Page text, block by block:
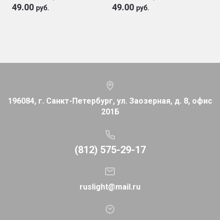
49.00 руб. 49.00 руб.
196084, г. Санкт-Петербург, ул. Заозерная, д. 8, офис
201Б
(812) 575-29-17
ruslight@mail.ru